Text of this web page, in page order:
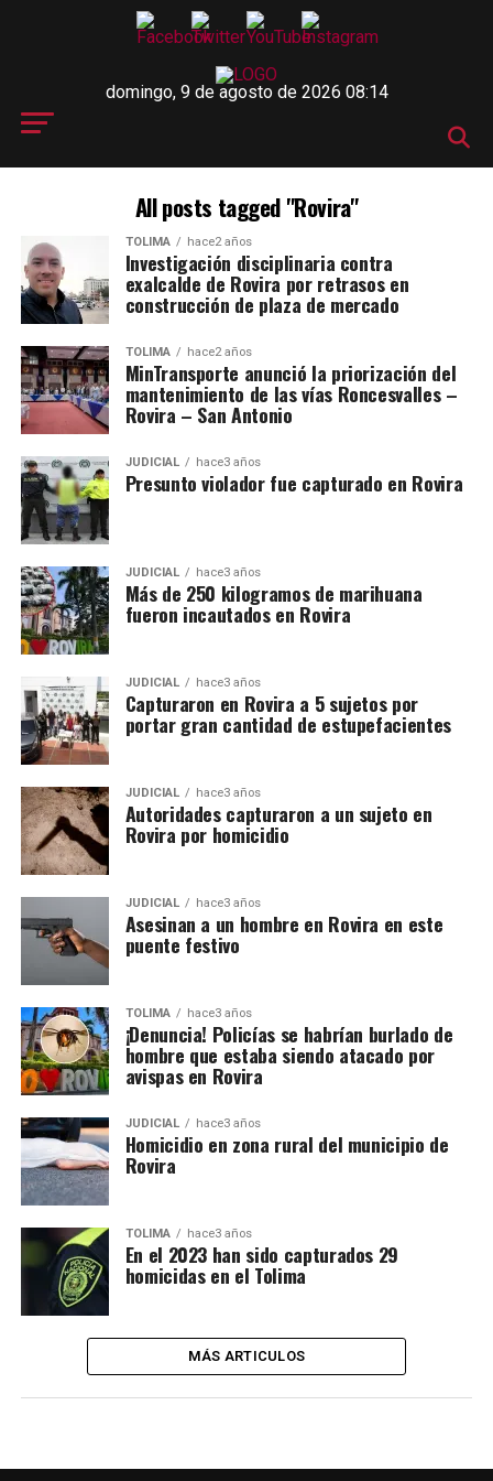
domingo, 9 de agosto de 2026 08:14
All posts tagged "Rovira"
TOLIMA hace2 años
Investigación disciplinaria contra
exalcalde de Rovira por retrasos en
construcción de plaza de mercado
TOLIMA hace2 años
MinTransporte anunció la priorización del
mantenimiento de las vías Roncesvalles –
Rovira – San Antonio
JUDICIAL hace3 años
Presunto violador fue capturado en Rovira
JUDICIAL hace3 años
Más de 250 kilogramos de marihuana
fueron incautados en Rovira
JUDICIAL hace3 años
Capturaron en Rovira a 5 sujetos por
portar gran cantidad de estupefacientes
JUDICIAL hace3 años
Autoridades capturaron a un sujeto en
Rovira por homicidio
JUDICIAL hace3 años
Asesinan a un hombre en Rovira en este
puente festivo
TOLIMA hace3 años
¡Denuncia! Policías se habrían burlado de
hombre que estaba siendo atacado por
avispas en Rovira
JUDICIAL hace3 años
Homicidio en zona rural del municipio de
Rovira
TOLIMA hace3 años
En el 2023 han sido capturados 29
homicidas en el Tolima
MÁS ARTICULOS